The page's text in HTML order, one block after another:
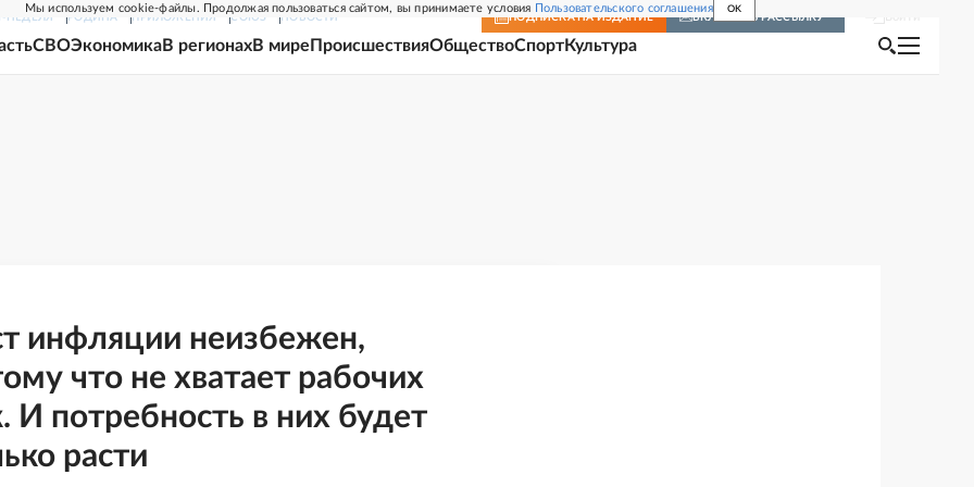
Мы используем cookie-файлы. Продолжая пользоваться сайтом, вы принимаете условия Пользовательского соглашения OK
НЕДЕЛЯ РОДИНА ПРИЛОЖЕНИЯ СОЮЗ НОВОСТИ ПОДПИСКА НА ИЗДАНИЕ ВКЛЮЧИТЬ РАССЫЛКУ
СВОЭкономикаВ регионахВ мире ПроисшествияОбществоСпортКультура
инфляции неизбежен,
что не хватает рабочих
И потребность в них будет
расти